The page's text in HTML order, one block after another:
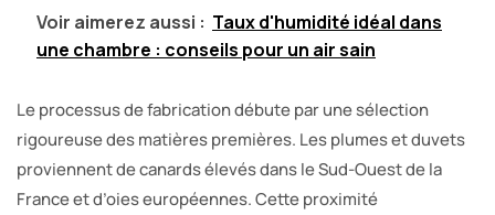
Voir aimerez aussi : Taux d'humidité idéal dans
une chambre : conseils pour un air sain
Le processus de fabrication débute par une sélection
rigoureuse des matières premières. Les plumes et duvets
proviennent de canards élevés dans le Sud-Ouest de la
France et d’oies européennes. Cette proximité